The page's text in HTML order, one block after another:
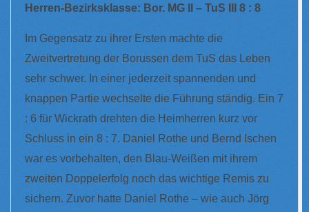
Herren-Bezirksklasse: Bor. MG II – TuS III 8 : 8
Im Gegensatz zu ihrer Ersten machte die
Zweitvertretung der Borussen dem TuS das Leben
sehr schwer. In einer jederzeit spannenden und
knappen Partie wechselte die Führung ständig. Ein 7
: 6 für Wickrath drehten die Heimherren kurz vor
Schluss in ein 8 : 7. Daniel Rothe und Bernd Ischen
war es vorbehalten, den Blau-Weißen mit ihrem
zweiten Doppelerfolg noch das wichtige Remis zu
sichern. Zuvor hatte Daniel Rothe – wie auch Jörg